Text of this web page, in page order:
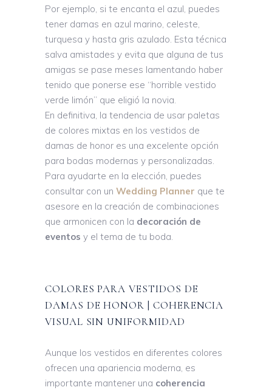
Por ejemplo, si te encanta el azul, puedes
tener damas en azul marino, celeste,
turquesa y hasta gris azulado. Esta técnica
salva amistades y evita que alguna de tus
amigas se pase meses lamentando haber
tenido que ponerse ese “horrible vestido
verde limón” que eligió la novia.
En definitiva, la tendencia de usar paletas
de colores mixtas en los vestidos de
damas de honor es una excelente opción
para bodas modernas y personalizadas.
Para ayudarte en la elección, puedes
consultar con un Wedding Planner que te
asesore en la creación de combinaciones
que armonicen con la decoración de
eventos y el tema de tu boda.
COLORES PARA VESTIDOS DE
DAMAS DE HONOR | COHERENCIA
VISUAL SIN UNIFORMIDAD
Aunque los vestidos en diferentes colores
ofrecen una apariencia moderna, es
importante mantener una coherencia